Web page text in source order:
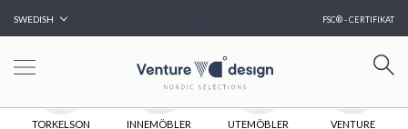
SWEDISH FSC® - CERTIFIKAT
HEM
TORKELSON INNEMÖBLER UTEMÖBLER
VENTURE